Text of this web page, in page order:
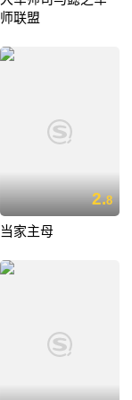
师联盟
2.8
当家主母